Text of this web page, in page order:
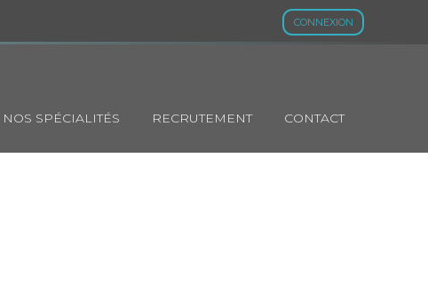
CONNEXION
NOS SPÉCIALITÉS RECRUTEMENT CONTACT